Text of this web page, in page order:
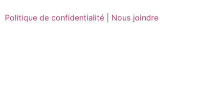
Politique de confidentialité Nous joindre